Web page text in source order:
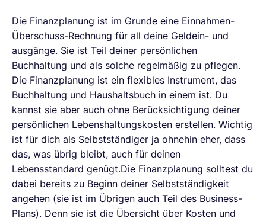
Die Finanzplanung ist im Grunde eine Einnahmen-
Überschuss-Rechnung für all deine Geldein- und
ausgänge. Sie ist Teil deiner persönlichen
Buchhaltung und als solche regelmäßig zu pflegen.
Die Finanzplanung ist ein flexibles Instrument, das
Buchhaltung und Haushaltsbuch in einem ist. Du
kannst sie aber auch ohne Berücksichtigung deiner
persönlichen Lebenshaltungskosten erstellen. Wichtig
ist für dich als Selbstständiger ja ohnehin eher, dass
das, was übrig bleibt, auch für deinen
Lebensstandard genügt.Die Finanzplanung solltest du
dabei bereits zu Beginn deiner Selbstständigkeit
angehen (sie ist im Übrigen auch Teil des Business-
Plans). Denn sie ist die Übersicht über Kosten und